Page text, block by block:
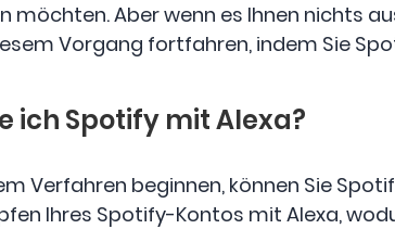
möchten. Aber wenn es Ihnen nichts
Vorgang fortfahren, indem Sie
ich Spotify mit Alexa?
Verfahren beginnen, können Sie
Ihres Spotify-Kontos mit Alexa,